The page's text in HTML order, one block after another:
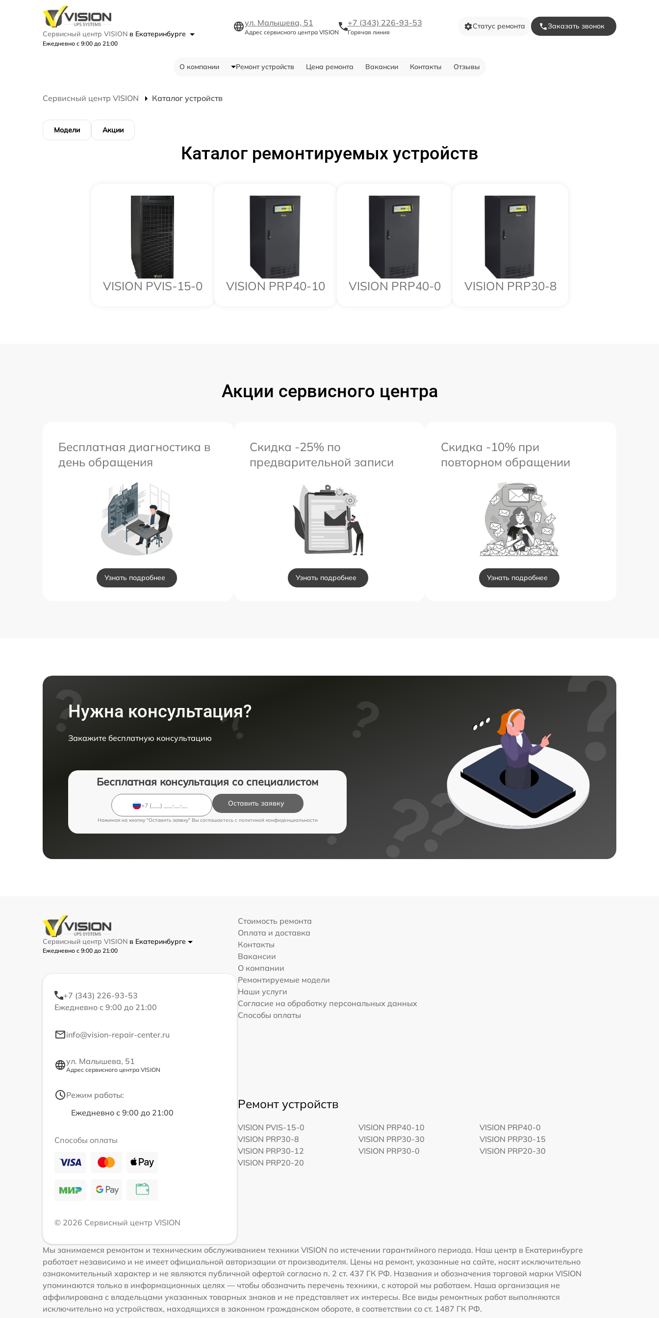
Сервисный центр VISION в Екатеринбурге
Ежедневно с 9:00 до 21:00
ул. Малышева, 51
Адрес сервисного центра VISION
+7 (343) 226-93-53
Горячая линия
Статус ремонта Заказать звонок
О компании Ремонт устройств Цена ремонта Вакансии Контакты Отзывы
Сервисный центр VISION Каталог устройств
Модели Акции
Каталог ремонтируемых устройств
VISION PVIS-15-0 VISION PRP40-10 VISION PRP40-0 VISION PRP30-8
Акции сервисного центра
Бесплатная диагностика в
день обращения
Узнать подробнее
Скидка -25% по
предварительной записи
Узнать подробнее
Скидка -10% при
повторном обращении
Узнать подробнее
Нужна консультация?
Закажите бесплатную консультацию
Бесплатная консультация со специалистом
Оставить заявку
Нажимая на кнопку "Оставить заявку" Вы соглашаетесь c политикой конфиденциальности
Сервисный центр VISION в Екатеринбурге
Ежедневно с 9:00 до 21:00
+7 (343) 226-93-53
Ежедневно с 9:00 до 21:00
info@vision-repair-center.ru
ул. Малышева, 51
Адрес сервисного центра VISION
Режим работы:
Ежедневно с 9:00 до 21:00
Способы оплаты
© 2026 Сервисный центр VISION
Стоимость ремонта
Оплата и доставка
Контакты
Вакансии
О компании
Ремонтируемые модели
Наши услуги
Согласие на обработку персональных данных
Способы оплаты
Ремонт устройств
VISION PVIS-15-0 VISION PRP40-10
VISION PRP40-0
VISION PRP30-8
VISION PRP30-30
VISION PRP30-15
VISION PRP30-12
VISION PRP30-0
VISION PRP20-30
VISION PRP20-20
Мы занимаемся ремонтом и техническим обслуживанием техники VISION по истечении гарантийного периода. Наш центр в Екатеринбурге
работает независимо и не имеет официальной авторизации от производителя. Цены на ремонт, указанные на сайте, носят исключительно
ознакомительный характер и не являются публичной офертой согласно п. 2 ст. 437 ГК РФ. Названия и обозначения торговой марки VISION
упоминаются только в информационных целях — чтобы обозначить перечень техники, с которой мы работаем. Наша организация не
аффилирована с владельцами указанных товарных знаков и не представляет их интересы. Все виды ремонтных работ выполняются
исключительно на устройствах, находящихся в законном гражданском обороте, в соответствии со ст. 1487 ГК РФ.